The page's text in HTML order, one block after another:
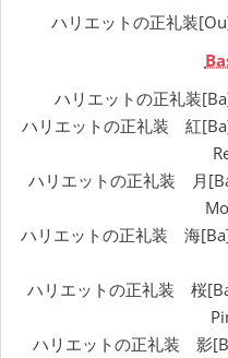
ハリエットの正礼装
ハリエットの正礼装
ハリエットの正礼装 紅
ハリエットの正礼装 月
ハリエットの正礼装 海
ハリエットの正礼装 桜
ハリエットの正礼装 影